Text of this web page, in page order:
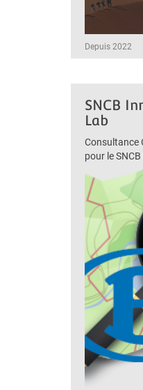
Depuis 2022
SNCB
Lab
Consultance
pour le